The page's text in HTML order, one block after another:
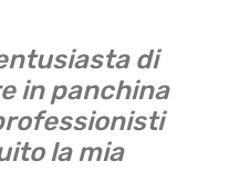
di
in panchina
la mia